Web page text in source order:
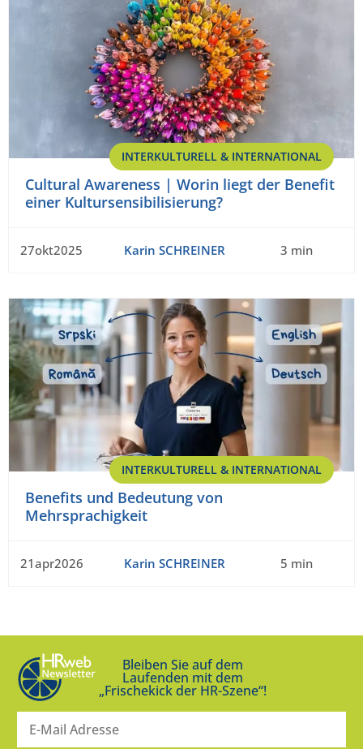
INTERKULTURELL & INTERNATIONAL
Cultural Awareness | Worin liegt der Benefit
einer Kultursensibilisierung?
27okt2025 Karin SCHREINER 3 min
INTERKULTURELL & INTERNATIONAL
Benefits und Bedeutung von
Mehrsprachigkeit
21apr2026 Karin SCHREINER 5 min
Bleiben Sie auf dem
Laufenden mit dem
„Frischekick der HR-Szene“!